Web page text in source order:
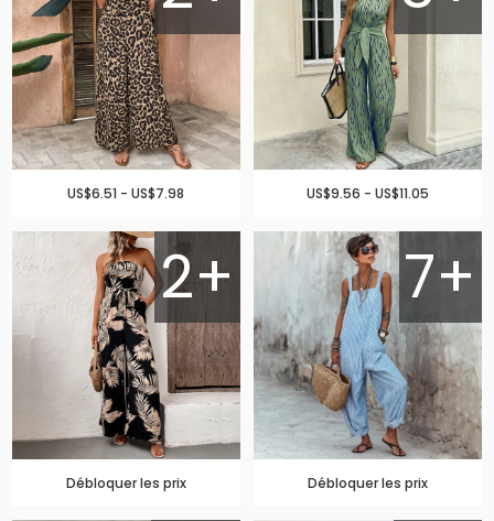
US$6.51 - US$7.98 US$9.56 - US$11.05
2+
Débloquer les prix
7+
Débloquer les prix